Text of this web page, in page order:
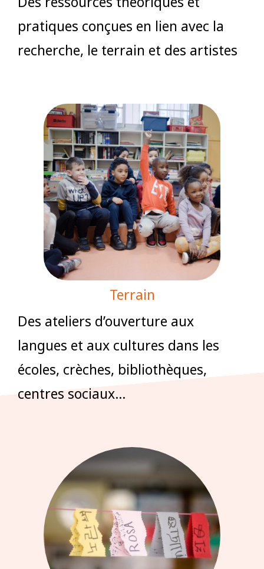
pratiques conçues en lien avec la
recherche, le terrain et des artistes
Terrain
Des ateliers d’ouverture aux
langues et aux cultures dans les
écoles, crèches, bibliothèques,
centres sociaux…